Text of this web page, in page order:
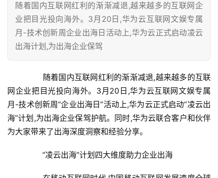
随着国内互联网红利的渐渐减退,越来越多的互联网企
业把目光投向海外。3月20日,华为云互联网文娱专属
月-技术创新周企业出海日活动上,华为云正式启动凌云
出海计划,为出海企业保驾
网企业把目光投向海外。3月20日,华为云互联网文娱专属
月-技术创新周“企业出海日”活动上,华为云正式启动“凌云出
海”计划,为出海企业保驾护航。同时,华为云联合客户和伙伴
为大家带来了出海深度洞察和经验分享。
	　　“凌云出海”计划四大维度助力企业出海